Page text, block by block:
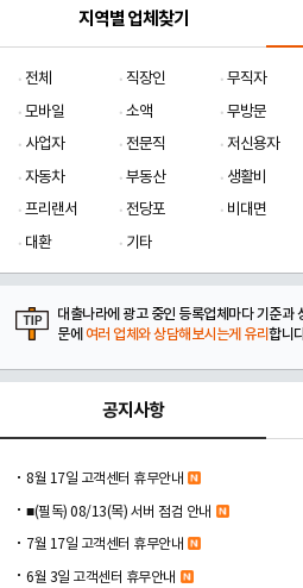
지역별 업체찾기
전체 직장인 무직자
모바일
소액 무방문
사업자
전문직 저신용자
자동차
부동산 생활비
프리랜서
전당포 비대면
대환
기타
대출나라에 광고 중인 등록업체마다 기준과
문에 여러 업체와 상담해보시는게 유리합니
공지사항
8월 17일 고객센터 휴무안내
■(필독) 08/13(목) 서버 점검 안내
7월 17일 고객센터 휴무안내
6월 3일 고객센터 휴무안내